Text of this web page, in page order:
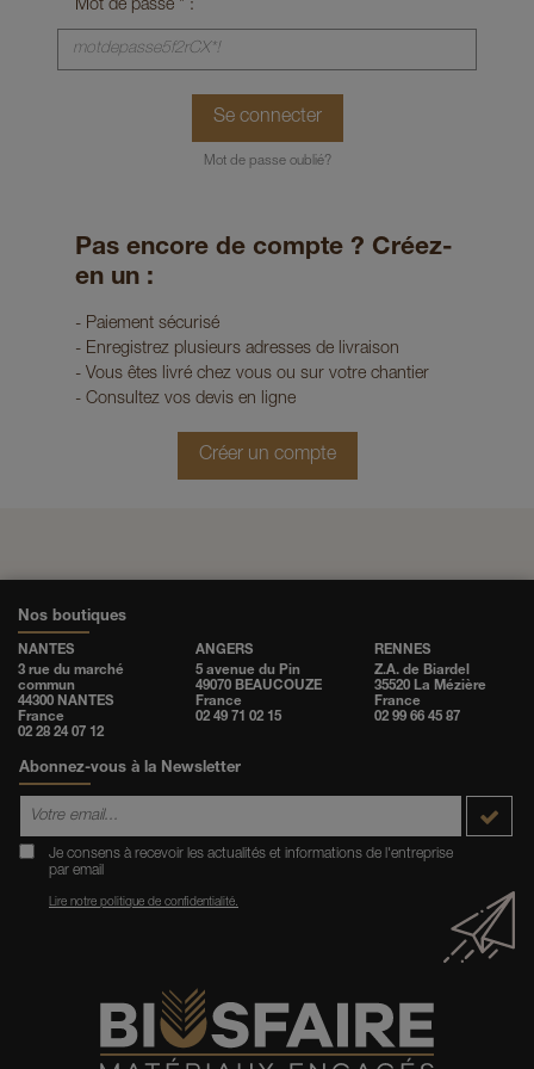
Mot de passe * :
Mot de passe oublié?
Se connecter
Pas encore de compte ? Créez-
en un :
- Paiement sécurisé
- Enregistrez plusieurs adresses de livraison
- Vous êtes livré chez vous ou sur votre chantier
- Consultez vos devis en ligne
Créer un compte
Nos boutiques
NANTES
3 rue du marché
commun
44300 NANTES
France
02 28 24 07 12
ANGERS
5 avenue du Pin
49070 BEAUCOUZE
France
02 49 71 02 15
RENNES
Z.A. de Biardel
35520 La Mézière
France
02 99 66 45 87
Abonnez-vous à la Newsletter
Je consens à recevoir les actualités et informations de l'entreprise
par email
Lire notre politique de confidentialité.